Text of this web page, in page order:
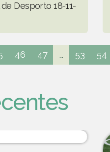
Desporto 18-11-
46 47 ... 53 54